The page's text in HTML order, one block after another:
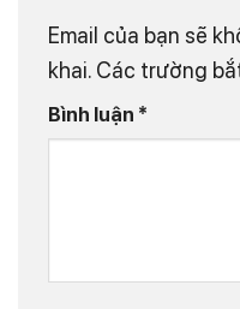
Email của bạn sẽ
khai. Các trường
Bình luận *